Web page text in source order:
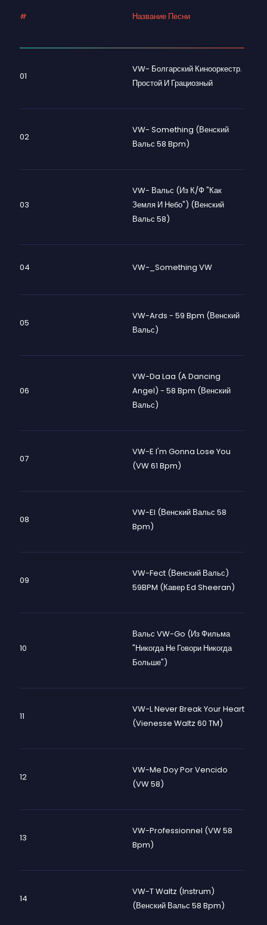
# Название Песни
01
VW- Болгарский Кинооркестр.
Простой И Грациозный
02
VW- Something (Венский
Вальс 58 Bpm)
03
VW- Вальс (из К/ф "Как
Земля И Небо") (Венский
Вальс 58)
04 VW-_Something VW
05
VW-Ards - 59 Bpm (Венский
Вальс)
06
VW-Da Laa (A Dancing
Angel) - 58 Bpm (Венский
Вальс)
07
VW-E I'm Gonna Lose You
(VW 61 Bpm)
08
VW-El (Венский Вальс 58
Bpm)
09
VW-Fect (Венский Вальс)
59BPM (кавер Ed Sheeran)
10
Вальс VW-Go (из Фильма
"Никогда Не Говори Никогда
Больше")
11
VW-L Never Break Your Heart
(Vienesse Waltz 60 TM)
12
VW-Me Doy Por Vencido
(VW 58)
13
VW-Professionnel (VW 58
Bpm)
14
VW-T Waltz (instrum)
(венский Вальс 58 Bpm)